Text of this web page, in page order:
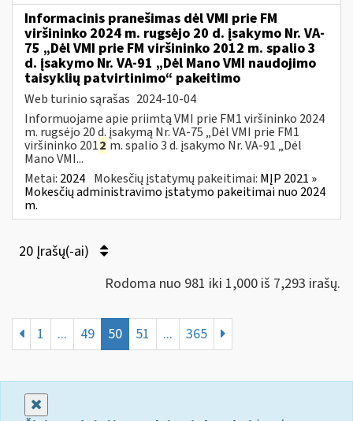
Informacinis pranešimas dėl VMI prie FM
viršininko 2024 m. rugsėjo 20 d. įsakymo Nr. VA-
75 „Dėl VMI prie FM viršininko 2012 m. spalio 3
d. įsakymo Nr. VA-91 „Dėl Mano VMI naudojimo
taisyklių patvirtinimo“ pakeitimo
Web turinio sąrašas 2024-10-04
Informuojame apie priimtą VMI prie FM1 viršininko 2024
m. rugsėjo 20 d. įsakymą Nr. VA-75 „Dėl VMI prie FM1
viršininko 2012 m. spalio 3 d. įsakymo Nr. VA-91 „Dėl
Mano VMI...
Metai: 2024 Mokesčių įstatymų pakeitimai: MĮP 2021 »
Mokesčių administravimo įstatymo pakeitimai nuo 2024
m.
20 Įrašų(-ai)
Rodoma nuo 981 iki 1,000 iš 7,293 irašų.
1 ... 49 50 51 ... 365